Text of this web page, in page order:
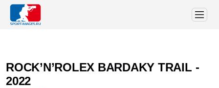
ROCK’N’ROLEX BARDAKY TRAIL -
2022